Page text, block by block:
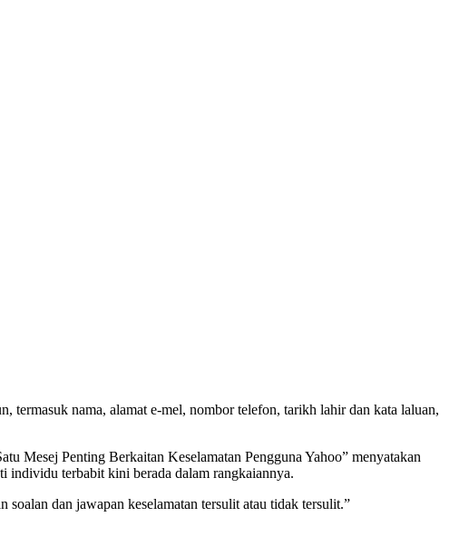
nama, alamat e-mel, nombor telefon, tarikh lahir dan kata laluan,
Mesej Penting Berkaitan Keselamatan Pengguna Yahoo” menyatakan
individu terbabit kini berada dalam rangkaiannya.
dan jawapan keselamatan tersulit atau tidak tersulit.”